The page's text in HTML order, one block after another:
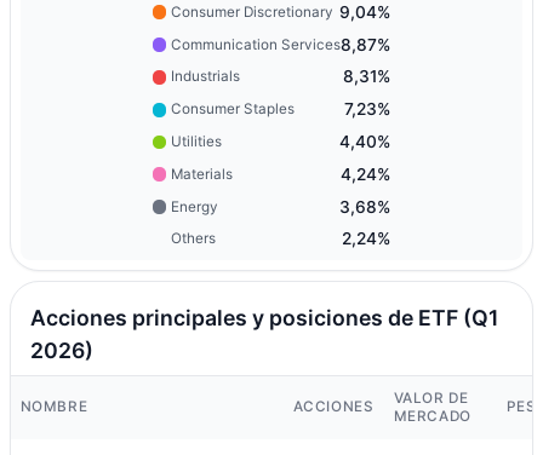
Consumer Discretionary 9,04%
Communication Services8,87%
Industrials 8,31%
Consumer Staples 7,23%
Utilities 4,40%
Materials 4,24%
Energy 3,68%
Others 2,24%
Acciones principales y posiciones de ETF (Q1
2026)
NOMBRE ACCIONES
VALOR DE
MERCADO